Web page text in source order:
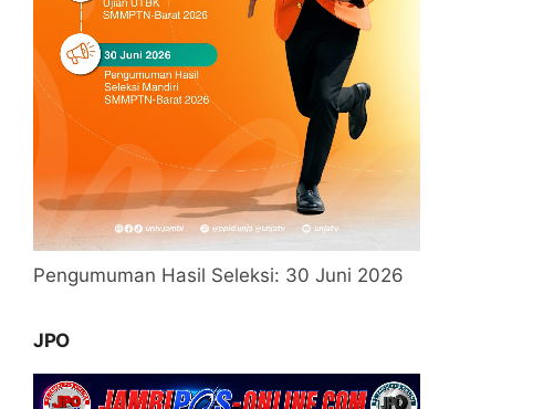
Pengumuman Hasil Seleksi: 30 Juni 2026
JPO